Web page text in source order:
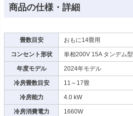
商品の仕様・詳細
畳数目安 おもに14畳用
コンセント形状 単相200V 15A タンデム型
年度モデル 2024年モデル
冷房畳数目安 11～17畳
冷房能力 4.0 kW
冷房消費電力 1660W